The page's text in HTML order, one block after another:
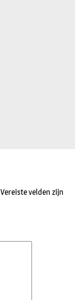
Vereiste velden zijn